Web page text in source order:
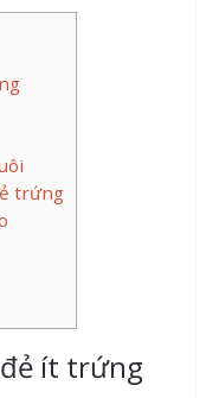
trứng
ít trứng